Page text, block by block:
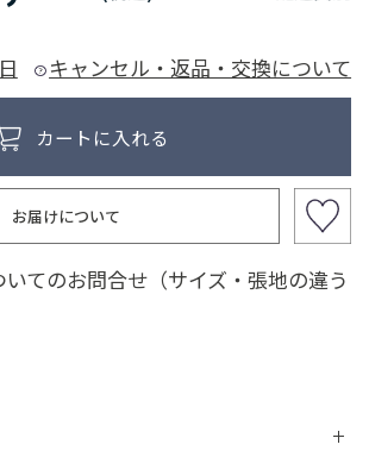
キャンセル・返品・交換について
お届けについて
いてのお問合せ（サイズ・張地の違う